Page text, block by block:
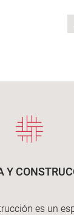
Y
es un